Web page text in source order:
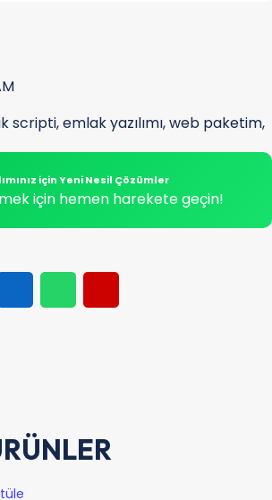
scripti,emlak yazılımı,web paketim,
için Yeni Nesil Çözümler
için hemen harekete geçin!